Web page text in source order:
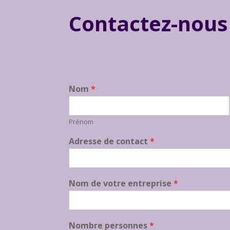
Contactez-nous
Nom*
Prénom
Adresse de contact*
Nom de votre entreprise*
Nombre personnes*